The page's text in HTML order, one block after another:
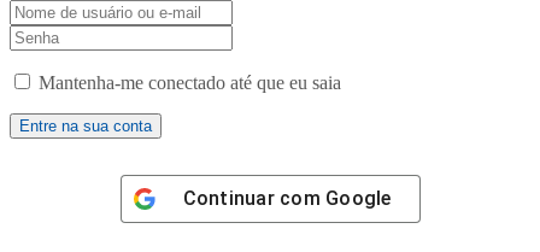
Mantenha-me conectado até que eu saia
Continuar com Google